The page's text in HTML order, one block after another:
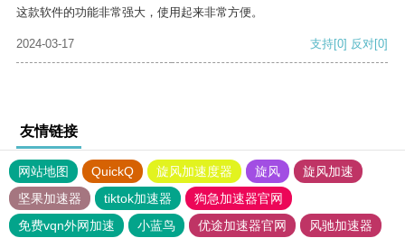
这款软件的功能非常强大，使用起来非常方便。
2024-03-17 支持[0] 反对[0]
友情链接
网站地图 QuickQ 旋风加速度器 旋风
旋风加速
坚果加速器
tiktok加速器
狗急加速器官网
免费vqn外网加速
小蓝鸟 优途加速器官网
风驰加速器